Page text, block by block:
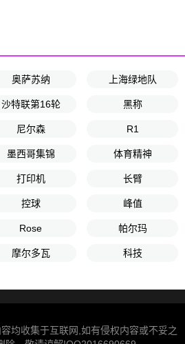
奥萨苏纳 上海绿地队
沙特联第16轮 黑称
尼尔森 R1
墨西哥集锦 体育精神
打印机 长臂
控球 峰值
Rose 帕尔玛
摩尔多瓦 科技
均收集于互联网,如有侵权内容或不妥之